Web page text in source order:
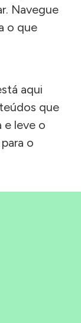
Navegue
o que
aqui
que
e leve o
o